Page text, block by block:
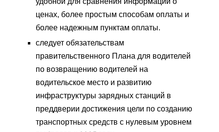
ценах, более простым способам оплаты и
более надежным пунктам оплаты.
следует обязательствам
правительственного Плана для водителей
по возвращению водителей на
водительское место и развитию
инфраструктуры зарядных станций в
преддверии достижения цели по созданию
транспортных средств с нулевым уровнем